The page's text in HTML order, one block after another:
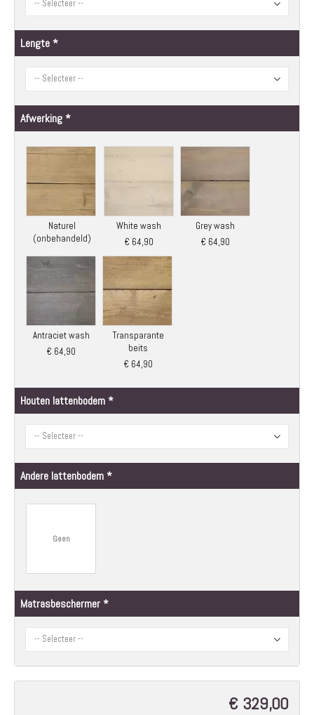
Lengte
Afwerking
Naturel
(onbehandeld)
White wash
€ 64,90
Grey wash
€ 64,90
Antraciet wash
€ 64,90
Transparante
beits
€ 64,90
Houten lattenbodem
Andere lattenbodem
Geen
Matrasbeschermer
€ 329,00